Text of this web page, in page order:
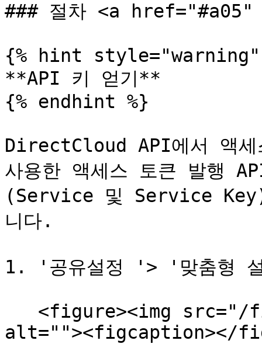
### 절차 <a
{% hint style="warning"
**API 키 얻기**
{% endhint %}
DirectCloud API에서 액
사용한 액세스 토큰 발행
(Service 및 Service Key)
니다.
1. '공유설정 '> '맞춤형
alt=""><figcaption></